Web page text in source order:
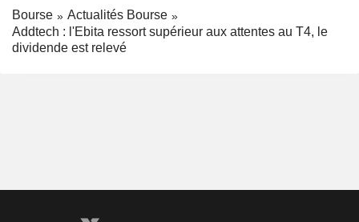
Bourse
Actualités Bourse
Addtech : l'Ebita ressort supérieur aux attentes au T4, le
dividende est relevé